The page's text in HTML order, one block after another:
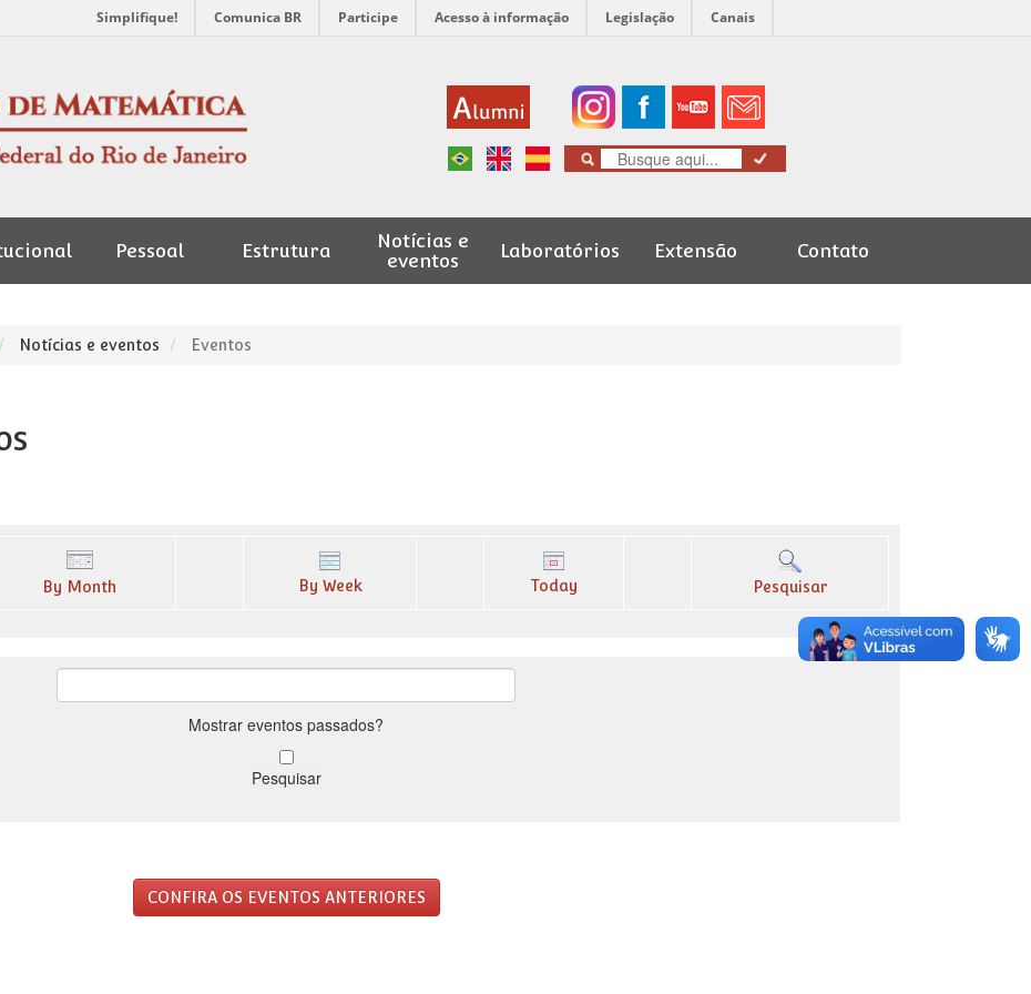
Simplifique! Comunica BR Participe Acesso à informação Legislação Canais
Pessoal Estrutura
Notícias e
eventos
Laboratórios Extensão Contato
Notícias e eventos Eventos
By Month By Week Today Pesquisar
Mostrar eventos passados?
CONFIRA OS EVENTOS ANTERIORES